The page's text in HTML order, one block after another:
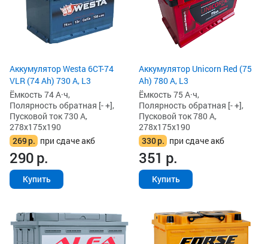
Аккумулятор Westa 6СТ-74
VLR (74 Ah) 730 А, L3
Ёмкость 74 А·ч,
Полярность обратная [- +],
Пусковой ток 730 А,
278x175x190
269р. при сдаче акб
290р.
Купить
Аккумулятор Unicorn Red (75
Ah) 780 А, L3
Ёмкость 75 А·ч,
Полярность обратная [- +],
Пусковой ток 780 А,
278x175x190
330р. при сдаче акб
351 р.
Купить